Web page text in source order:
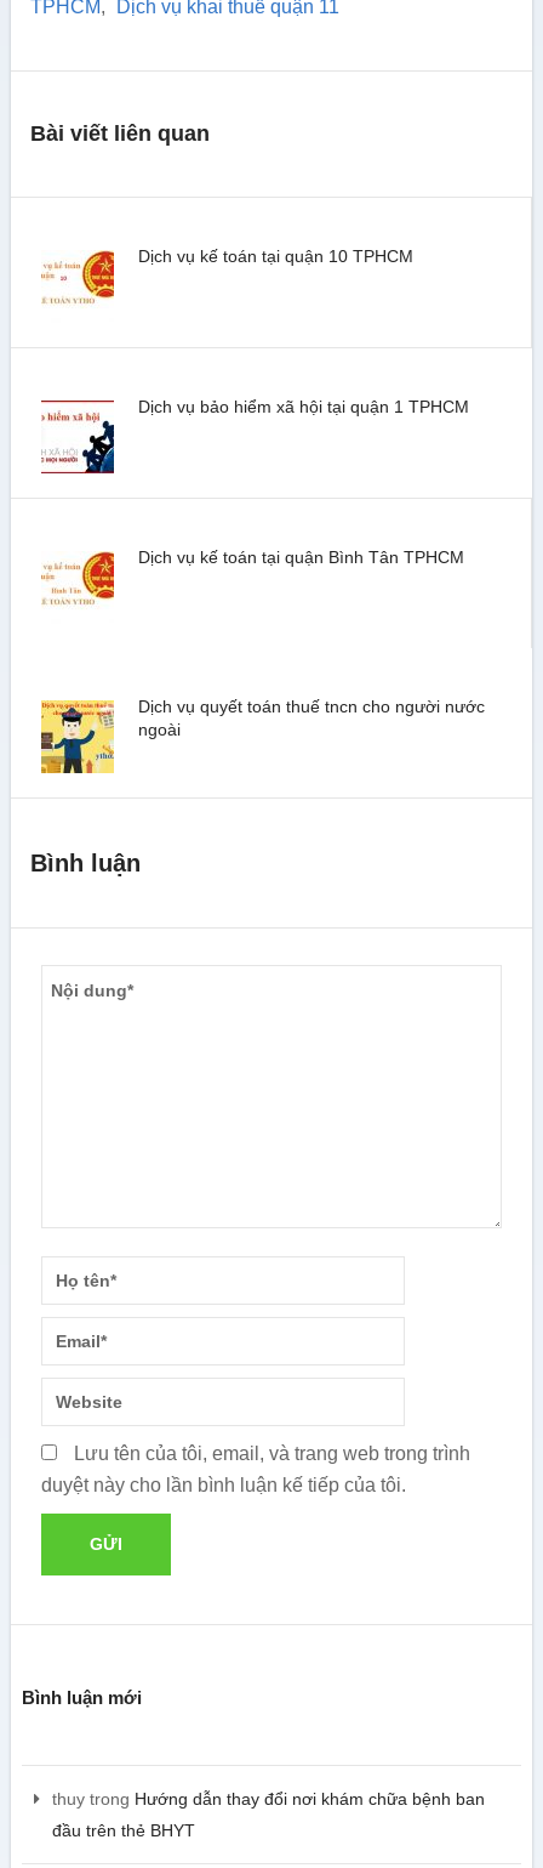
TPHCM, Dịch vụ khai thuế quận 11
Bài viết liên quan
Dịch vụ kế toán tại quận 10 TPHCM
Dịch vụ bảo hiểm xã hội tại quận 1 TPHCM
Dịch vụ kế toán tại quận Bình Tân TPHCM
Dịch vụ quyết toán thuế tncn cho người nước
ngoài
Bình luận
Lưu tên của tôi, email, và trang web trong trình
duyệt này cho lần bình luận kế tiếp của tôi.
Bình luận mới
thuytrong Hướng dẫn thay đổi nơi khám chữa bệnh ban
đầu trên thẻ BHYT